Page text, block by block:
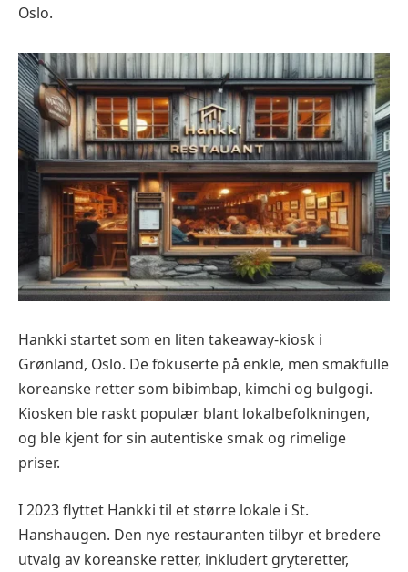
Oslo.
Hankki startet som en liten takeaway-kiosk i
Grønland, Oslo. De fokuserte på enkle, men smakfulle
koreanske retter som bibimbap, kimchi og bulgogi.
Kiosken ble raskt populær blant lokalbefolkningen,
og ble kjent for sin autentiske smak og rimelige
priser.
I 2023 flyttet Hankki til et større lokale i St.
Hanshaugen. Den nye restauranten tilbyr et bredere
utvalg av koreanske retter, inkludert gryteretter,